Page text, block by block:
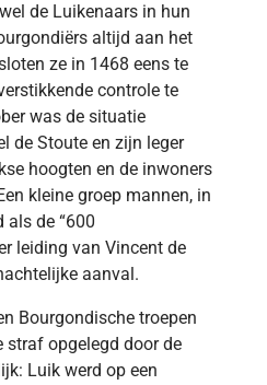
de Luikenaars in hun
altijd aan het
ze in 1468 eens te
controle te
was de situatie
de Stoute en zijn leger
hoogten en de inwoners
kleine groep mannen, in
als de “600
leiding van Vincent de
aanval.
Bourgondische troepen
straf opgelegd door de
Luik werd op een